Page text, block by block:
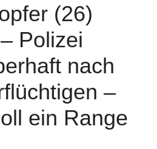
(26)
Polizei
nach
–
ein Range